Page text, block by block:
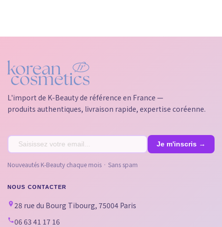
L'import de K-Beauty de référence en France —
produits authentiques, livraison rapide, expertise coréenne.
Nouveautés K-Beauty chaque mois · Sans spam
NOUS CONTACTER
28 rue du Bourg Tibourg, 75004 Paris
06 63 41 17 16